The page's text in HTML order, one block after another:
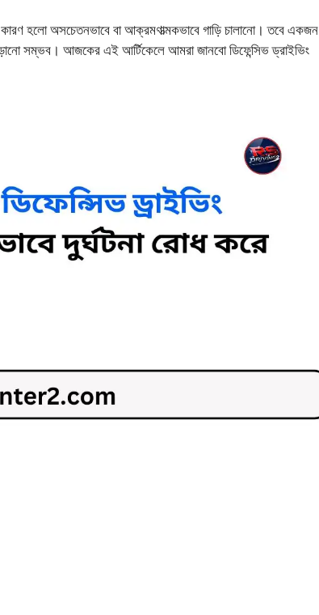
কারণ হলো অসচেতনভাবে বা আক্রমণাত্মকভাবে গাড়ি চালানো। তবে একজন
সম্ভব। আজকের এই আর্টিকেলে আমরা জানবো ডিফেন্সিভ ড্রাইভিং